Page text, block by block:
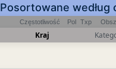
Częstotliwość Pol Txp
Kraj